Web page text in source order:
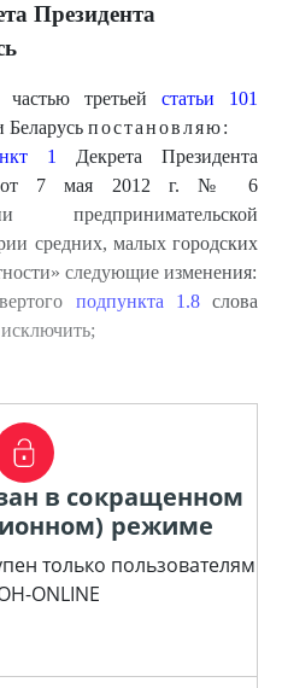
Президента
третьей статьи 101
Беларусь постановляю:
1
Декрета Президента
от 7 мая 2012 г. № 6
предпринимательской
средних, малых городских
следующие изменения:
подпункта 1.8слова
в сокращенном
режиме
только пользователям
ONLINE